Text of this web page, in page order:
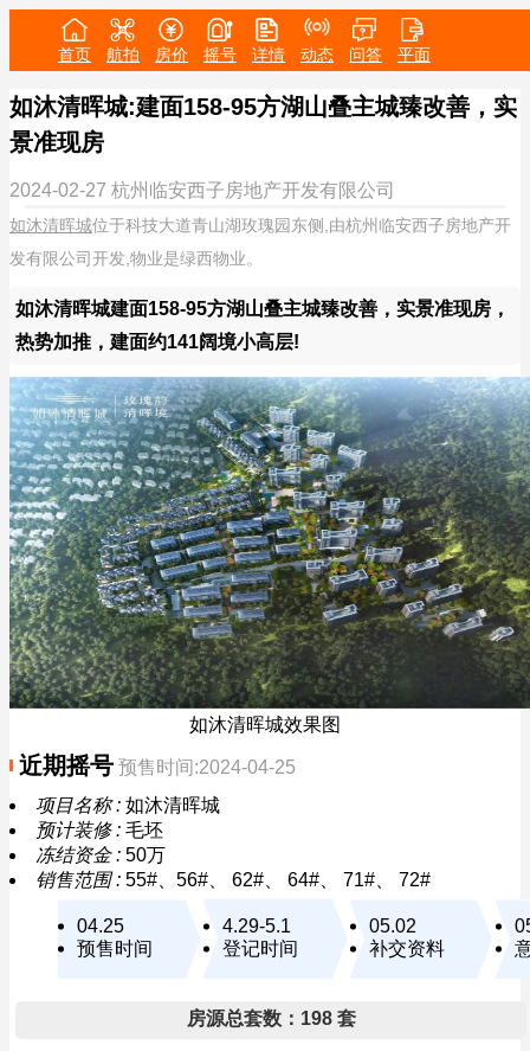
首页 航拍 房价 摇号 详情 动态 问答 平面
如沐清晖城:建面158-95方湖山叠主城臻改善，实
景准现房
2024-02-27 杭州临安西子房地产开发有限公司
如沐清晖城位于科技大道青山湖玫瑰园东侧,由杭州临安西子房地产开
发有限公司开发,物业是绿西物业。
如沐清晖城建面158-95方湖山叠主城臻改善，实景准现房，
热势加推，建面约141阔境小高层!
如沐清晖城效果图
近期摇号 预售时间:2024-04-25
项目名称 : 如沐清晖城
预计装修 : 毛坯
冻结资金 : 50万
销售范围 : 55#、56#、 62#、 64#、 71#、 72#
04.25
预售时间
4.29-5.1
登记时间
05.02
补交资料
房源总套数：198 套